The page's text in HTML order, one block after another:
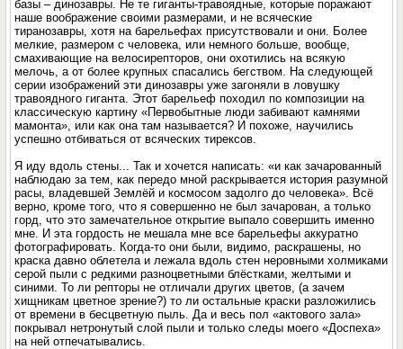
базы – динозавры. Не те гиганты-травоядные, которые поражают
наше воображение своими размерами, и не всяческие
тиранозавры, хотя на барельефах присутствовали и они. Более
мелкие, размером с человека, или немного больше, вообще,
смахивающие на велосирепторов, они охотились на всякую
мелочь, а от более крупных спасались бегством. На следующей
серии изображений эти динозавры уже загоняли в ловушку
травоядного гиганта. Этот барельеф походил по композиции на
классическую картину «Первобытные люди забивают камнями
мамонта», или как она там называется? И похоже, научились
успешно отбиваться от всяческих тирексов.
Я иду вдоль стены... Так и хочется написать: «и как зачарованный
наблюдаю за тем, как передо мной раскрывается история разумной
расы, владевшей Землёй и космосом задолго до человека». Всё
верно, кроме того, что я совершенно не был зачарован, а только
горд, что это замечательное открытие выпало совершить именно
мне. И эта гордость не мешала мне все барельефы аккуратно
фотографировать. Когда-то они были, видимо, раскрашены, но
краска давно облетела и лежала вдоль стен неровными холмиками
серой пыли с редкими разноцветными блёстками, желтыми и
синими. То ли репторы не отличали других цветов, (а зачем
хищникам цветное зрение?) то ли остальные краски разложились
от времени в бесцветную пыль. Да и весь пол «актового зала»
покрывал нетронутый слой пыли и только следы моего «Доспеха»
на ней отпечатывались.